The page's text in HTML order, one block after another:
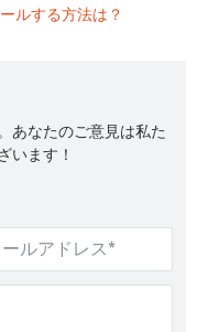
ルする方法は？
あなたのご意見は私た
います！